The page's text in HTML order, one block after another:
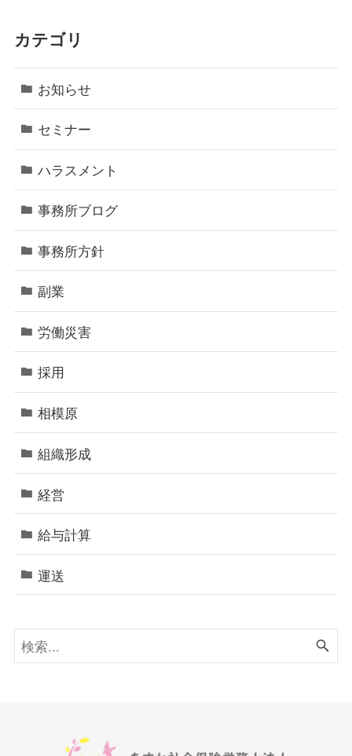
カテゴリ
お知らせ
セミナー
ハラスメント
事務所ブログ
事務所方針
副業
労働災害
採用
相模原
組織形成
経営
給与計算
運送